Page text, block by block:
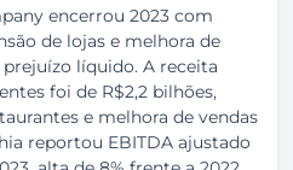
encerrou 2023 com
de lojas e melhora de
líquido. A receita
foi de R$2,2 bilhões,
e melhora de vendas
reportou EBITDA ajustado